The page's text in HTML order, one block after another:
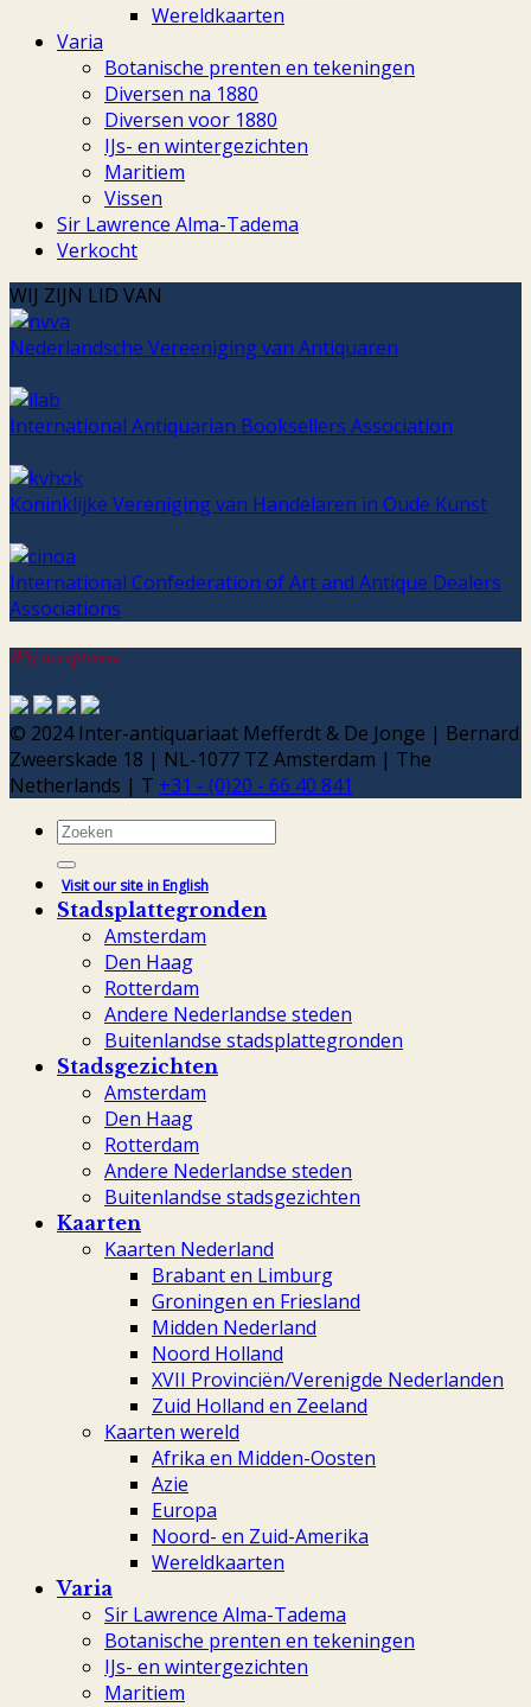
Wereldkaarten
Varia
Botanische prenten en tekeningen
Diversen na 1880
Diversen voor 1880
IJs- en wintergezichten
Maritiem
Vissen
Sir Lawrence Alma-Tadema
Verkocht
WIJ ZIJN LID VAN
Nederlandsche Vereeniging van Antiquaren
International Antiquarian Booksellers Association
Koninklijke Vereniging van Handelaren in Oude Kunst
International Confederation of Art and Antique Dealers
Associations
Wij accepteren:
© 2024 Inter-antiquariaat Mefferdt & De Jonge | Bernard
Zweerskade 18 | NL-1077 TZ Amsterdam | The
Netherlands | T +31 - (0)20 - 66 40 841
Zoeken
naar:
Visit our site in English
Stadsplattegronden
Amsterdam
Den Haag
Rotterdam
Andere Nederlandse steden
Buitenlandse stadsplattegronden
Stadsgezichten
Amsterdam
Den Haag
Rotterdam
Andere Nederlandse steden
Buitenlandse stadsgezichten
Kaarten
Kaarten Nederland
Brabant en Limburg
Groningen en Friesland
Midden Nederland
Noord Holland
XVII Provinciën/Verenigde Nederlanden
Zuid Holland en Zeeland
Kaarten wereld
Afrika en Midden-Oosten
Azie
Europa
Noord- en Zuid-Amerika
Wereldkaarten
Varia
Sir Lawrence Alma-Tadema
Botanische prenten en tekeningen
IJs- en wintergezichten
Maritiem